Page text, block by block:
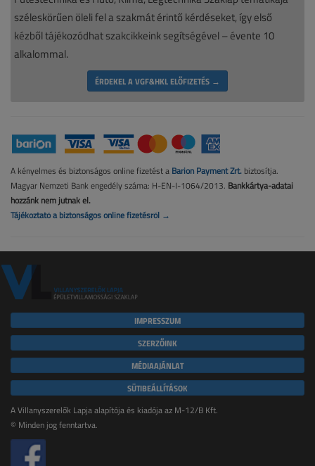
széleskörűen öleli fel a szakmát érintő kérdéseket, így első
kézből tájékozódhat szakcikkeink segítségével – évente 10
alkalommal.
ÉRDEKEL A VGF&HKL ELŐFIZETÉS →
A kényelmes és biztonságos online fizetést a Barion Payment Zrt. biztosítja.
Magyar Nemzeti Bank engedély száma: H-EN-I-1064/2013. Bankkártya-adatai
hozzánk nem jutnak el.
Tájékoztató a biztonságos online fizetésről →
IMPRESSZUM
SZERZŐINK
MÉDIAAJÁNLAT
SÜTIBEÁLLÍTÁSOK
A Villanyszerelők Lapja alapítója és kiadója az M-12/B Kft.
© Minden jog fenntartva.